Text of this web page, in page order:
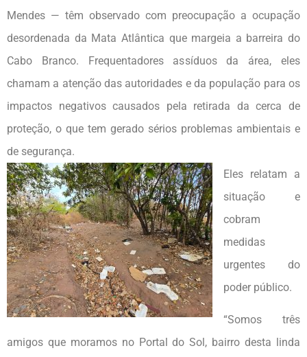
Mendes — têm observado com preocupação a ocupação
desordenada da Mata Atlântica que margeia a barreira do
Cabo Branco. Frequentadores assíduos da área, eles
chamam a atenção das autoridades e da população para os
impactos negativos causados pela retirada da cerca de
proteção, o que tem gerado sérios problemas ambientais e
de segurança.
Eles relatam a
situação e
cobram
medidas
urgentes do
poder público.
“Somos três
amigos que moramos no Portal do Sol, bairro desta linda